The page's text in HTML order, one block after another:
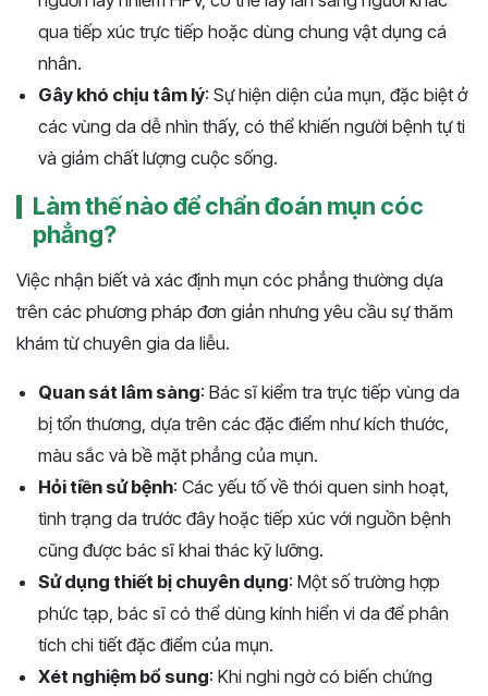
qua tiếp xúc trực tiếp hoặc dùng chung vật dụng cá
nhân.
Gây khó chịu tâm lý: Sự hiện diện của mụn, đặc biệt ở
các vùng da dễ nhìn thấy, có thể khiến người bệnh tự ti
và giảm chất lượng cuộc sống.
Làm thế nào để chẩn đoán mụn cóc
phẳng?
Việc nhận biết và xác định mụn cóc phẳng thường dựa
trên các phương pháp đơn giản nhưng yêu cầu sự thăm
khám từ chuyên gia da liễu.
Quan sát lâm sàng: Bác sĩ kiểm tra trực tiếp vùng da
bị tổn thương, dựa trên các đặc điểm như kích thước,
màu sắc và bề mặt phẳng của mụn.
Hỏi tiền sử bệnh: Các yếu tố về thói quen sinh hoạt,
tình trạng da trước đây hoặc tiếp xúc với nguồn bệnh
cũng được bác sĩ khai thác kỹ lưỡng.
Sử dụng thiết bị chuyên dụng: Một số trường hợp
phức tạp, bác sĩ có thể dùng kính hiển vi da để phân
tích chi tiết đặc điểm của mụn.
Xét nghiệm bổ sung: Khi nghi ngờ có biến chứng